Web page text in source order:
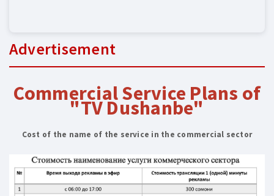
Advertisement
Commercial Service Plans of
"TV Dushanbe"
Cost of the name of the service in the commercial sector